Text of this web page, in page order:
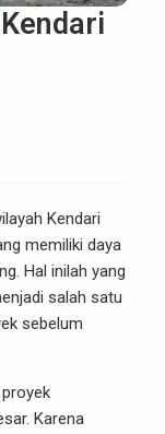
Kendari
memiliki daya
Hal inilah yang
salah satu
sebelum
Karena